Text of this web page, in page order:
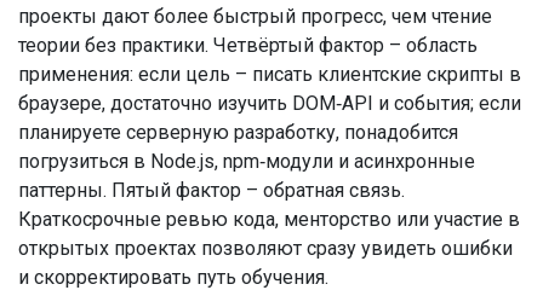
проекты дают более быстрый прогресс, чем чтение
теории без практики. Четвёртый фактор – область
применения: если цель – писать клиентские скрипты в
браузере, достаточно изучить DOM‑API и события; если
планируете серверную разработку, понадобится
погрузиться в Node.js, npm‑модули и асинхронные
паттерны. Пятый фактор – обратная связь.
Краткосрочные ревью кода, менторство или участие в
открытых проектах позволяют сразу увидеть ошибки
и скорректировать путь обучения.